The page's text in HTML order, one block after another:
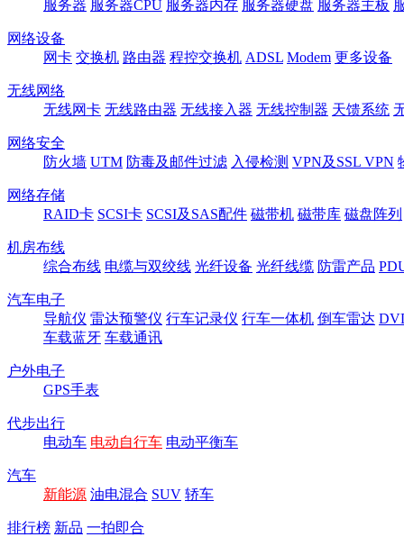
服务器 服务器CPU 服务器内存 服务器硬盘 服务器主板
网络设备
网卡 交换机 路由器 程控交换机 ADSL Modem 更多设备
无线网络
无线网卡 无线路由器 无线接入器 无线控制器 天馈系统
网络安全
防火墙 UTM 防毒及邮件过滤 入侵检测 VPN及SSL VPN
网络存储
RAID卡 SCSI卡 SCSI及SAS配件 磁带机 磁带库 磁盘阵列
机房布线
综合布线 电缆与双绞线 光纤设备 光纤线缆 防雷产品
汽车电子
导航仪 雷达预警仪 行车记录仪 行车一体机 倒车雷达
车载蓝牙 车载通讯
户外电子
GPS手表
代步出行
电动车 电动自行车 电动平衡车
汽车
新能源 油电混合 SUV 轿车
排行榜 新品 一拍即合